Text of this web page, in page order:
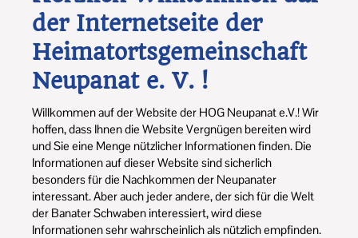
der Internetseite der
Heimatortsgemeinschaft
Neupanat e. V. !
Willkommen auf der Website der HOG Neupanat e.V.! Wir
hoffen, dass Ihnen die Website Vergnügen bereiten wird
und Sie eine Menge nützlicher Informationen finden. Die
Informationen auf dieser Website sind sicherlich
besonders für die Nachkommen der Neupanater
interessant. Aber auch jeder andere, der sich für die Welt
der Banater Schwaben interessiert, wird diese
Informationen sehr wahrscheinlich als nützlich empfinden.